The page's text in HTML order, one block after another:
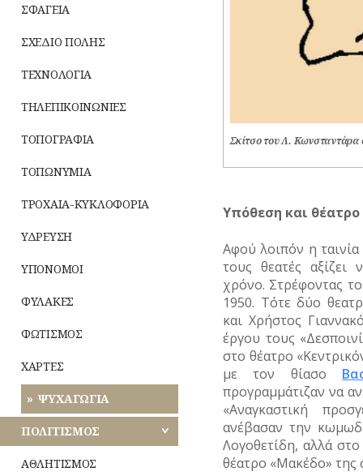
ΣΦΑΓΕΙΑ
ΣΧΕΔΙΟ ΠΟΛΗΣ
ΤΕΧΝΟΛΟΓΙΑ
ΤΗΛΕΠΙΚΟΙΝΩΝΙΕΣ
ΤΟΠΟΓΡΑΦΙΑ
ΤΟΠΩΝΥΜΙΑ
ΤΡΟΧΑΙΑ-ΚΥΚΛΟΦΟΡΙΑ
ΥΔΡΕΥΣΗ
ΥΠΟΝΟΜΟΙ
ΦΥΛΑΚΕΣ
ΦΩΤΙΣΜΟΣ
ΧΑΡΤΕΣ
ΨΥΧΑΓΩΓΙΑ
ΠΟΛΙΤΙΣΜΟΣ
ΑΘΛΗΤΙΣΜΟΣ
Σκίτσο του Λ. Κωνσταντάρα
Υπόθεση και θέατρο
Αφού λοιπόν η ταινία
τους θεατές
χρόνο. Στρέφοντας
1950. Τότε δύο
και Χρήστος
έργου τους
στο θέατρο
με τον θίασο
προγραμμάτιζαν να
«Αναγκαστική
ανέβασαν την
Λογοθετίδη, αλλά
θέατρο «Μακέδο» της